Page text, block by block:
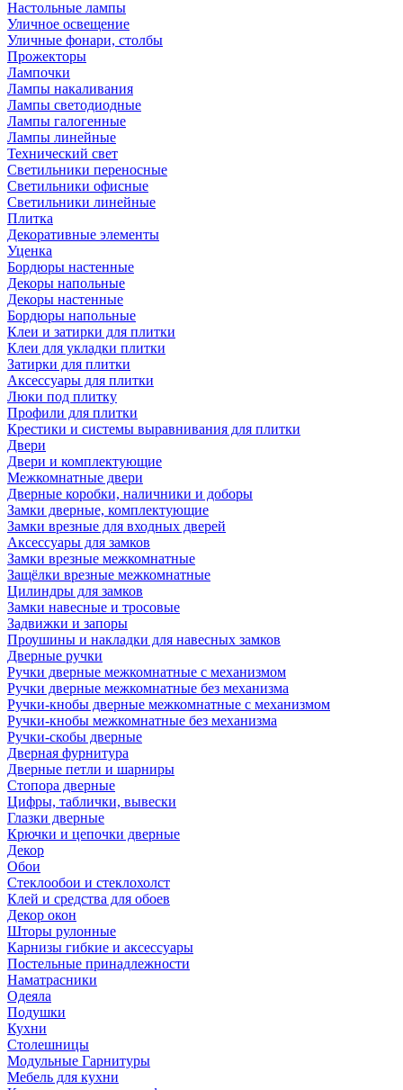
Настольные лампы
Уличное освещение
Уличные фонари, столбы
Прожекторы
Лампочки
Лампы накаливания
Лампы светодиодные
Лампы галогенные
Лампы линейные
Технический свет
Светильники переносные
Светильники офисные
Светильники линейные
Плитка
Декоративные элементы
Уценка
Бордюры настенные
Декоры напольные
Декоры настенные
Бордюры напольные
Клеи и затирки для плитки
Клеи для укладки плитки
Затирки для плитки
Аксессуары для плитки
Люки под плитку
Профили для плитки
Крестики и системы выравнивания для плитки
Двери
Двери и комплектующие
Межкомнатные двери
Дверные коробки, наличники и доборы
Замки дверные, комплектующие
Замки врезные для входных дверей
Аксессуары для замков
Замки врезные межкомнатные
Защёлки врезные межкомнатные
Цилиндры для замков
Замки навесные и тросовые
Задвижки и запоры
Проушины и накладки для навесных замков
Дверные ручки
Ручки дверные межкомнатные с механизмом
Ручки дверные межкомнатные без механизма
Ручки-кнобы дверные межкомнатные с механизмом
Ручки-кнобы межкомнатные без механизма
Ручки-скобы дверные
Дверная фурнитура
Дверные петли и шарниры
Стопора дверные
Цифры, таблички, вывески
Глазки дверные
Крючки и цепочки дверные
Декор
Обои
Стеклообои и стеклохолст
Клей и средства для обоев
Декор окон
Шторы рулонные
Карнизы гибкие и аксессуары
Постельные принадлежности
Наматрасники
Одеяла
Подушки
Кухни
Столешницы
Модульные Гарнитуры
Мебель для кухни